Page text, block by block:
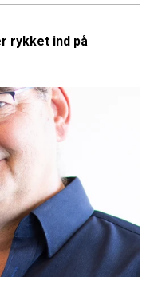
rykket ind på